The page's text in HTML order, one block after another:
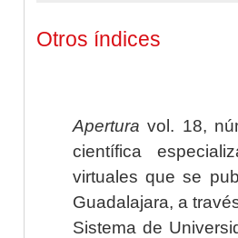
Otros índices
Apertura vol. 18,
científica
virtuales que se
Guadalajara, a
Sistema de